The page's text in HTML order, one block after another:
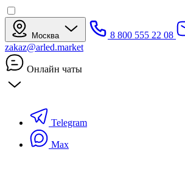
Москва
8 800 555 22 08
zakaz@arled.market
Онлайн чаты
Telegram
Max